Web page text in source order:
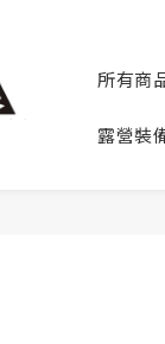
所有商
露營裝